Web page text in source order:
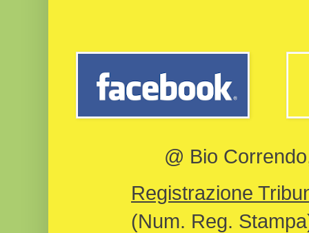
@ Bio
Registrazione
(Num. Reg.